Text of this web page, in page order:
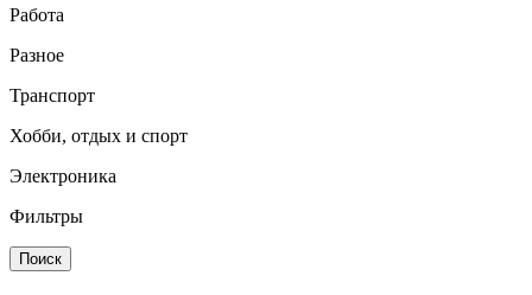
Работа
Разное
Транспорт
Хобби, отдых и спорт
Электроника
Фильтры
Поиск